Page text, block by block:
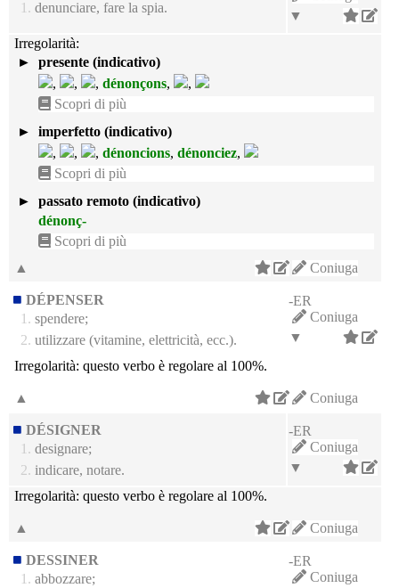
1. denunciare, fare la spia.
▼
Irregolarità:
►
presente (indicativo)
,
, , dénonçons,
,
Scopri di più
►
imperfetto (indicativo)
,
, , dénoncions, dénonciez,
Scopri di più
►
passato remoto (indicativo)
dénonç-
Scopri di più
Coniuga
▲
DÉPENSER
1. spendere;
2. utilizzare (vitamine, elettricità, ecc.).
-ER
Coniuga
▼
Irregolarità: questo verbo è regolare al 100%.
Coniuga
▲
DÉSIGNER
1. designare;
2. indicare, notare.
-ER
Coniuga
▼
Irregolarità: questo verbo è regolare al 100%.
Coniuga
▲
DESSINER
1. abbozzare;
-ER
Coniuga